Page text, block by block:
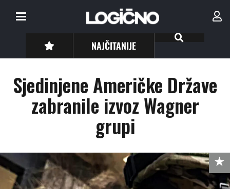
NAJČITANIJE
Sjedinjene Američke Države
zabranile izvoz Wagner
grupi